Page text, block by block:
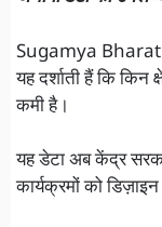
Sugamya Bharat
यह दर्शाती हैं कि
कमी है।
यह डेटा अब केंद्र
कार्यक्रमों को